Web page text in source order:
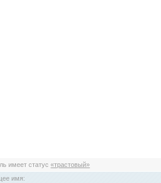
имеет статус«трастовый»
имя: